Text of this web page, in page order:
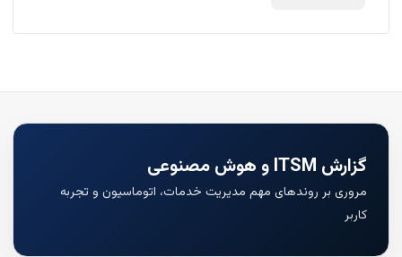
گزارش ITSM و هوش مصنوعی
مروری بر روندهای مهم مدیریت خدمات، اتوماسیون و تجربه
کاربر